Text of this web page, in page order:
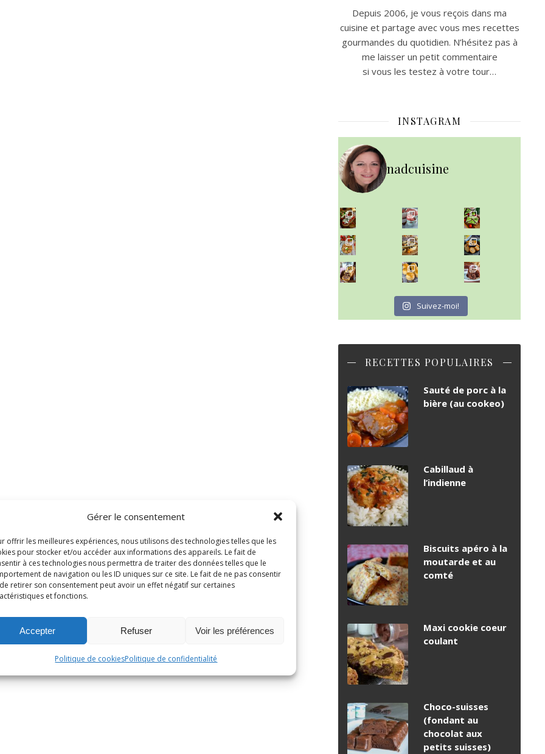
Gérer le consentement
offrir les meilleures expériences, nous utilisons des technologies telles que les
pour stocker et/ou accéder aux informations des appareils. Le fait de
à ces technologies nous permettra de traiter des données telles que le
de navigation ou les ID uniques sur ce site. Le fait de ne pas consentir
retirer son consentement peut avoir un effet négatif sur certaines
et fonctions.
Accepter Refuser Voir les préférences
Politique de cookiesPolitique de confidentialité
Depuis 2006, je vous reçois dans ma
cuisine et partage avec vous mes recettes
gourmandes du quotidien. N’hésitez pas à
me laisser un petit commentaire
si vous les testez à votre tour…
INSTAGRAM
nadcuisine
~ NICE CREAM À LA FRAISE ~
Presque un mois que
~ SALADE DE PÂTES AUX DEUX TOMATES THON ET BURRA
~ FINANCIERS MYRTILLES ET CITRON ~
Aujourd'hu
~ BUNS MAISON ~
Un peu de boulange par ici au
~ GÂTEAU FONDANT CHOCO NOISETTE ~
C'est lundi
Suivez-moi!
RECETTES POPULAIRES
Sauté de porc à la
bière (au cookeo)
Cabillaud à
l’indienne
Biscuits apéro à la
moutarde et au
comté
Maxi cookie coeur
coulant
Choco-suisses
(fondant au
chocolat aux
petits suisses)